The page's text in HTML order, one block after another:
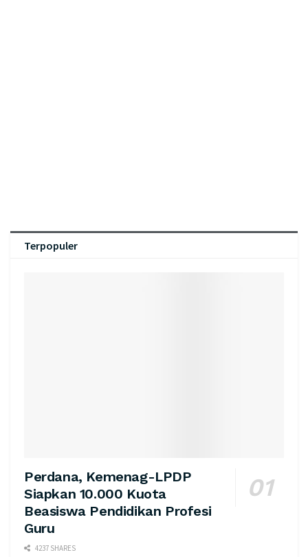
Terpopuler
Perdana, Kemenag-LPDP
Siapkan 10.000 Kuota
Beasiswa Pendidikan Profesi
Guru
4237 SHARES